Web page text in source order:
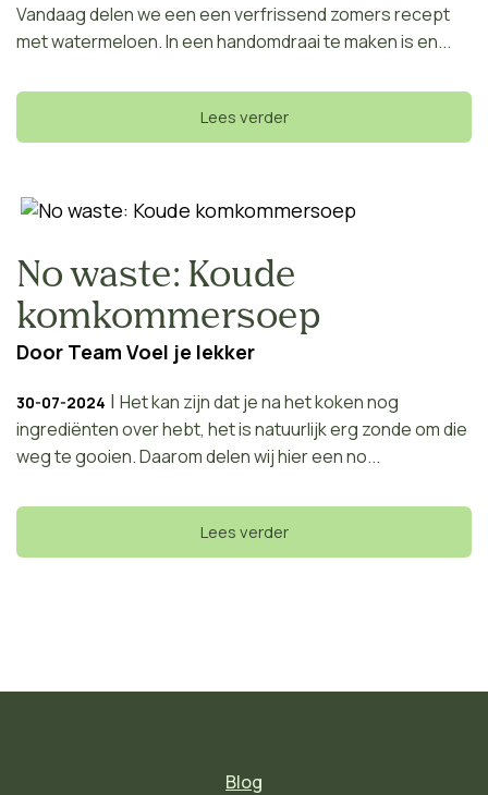
Vandaag delen we een een verfrissend zomers recept
met watermeloen. In een handomdraai te maken is en...
Lees verder
No waste: Koude
komkommersoep
Door Team Voel je lekker
30-07-2024 | Het kan zijn dat je na het koken nog
ingrediënten over hebt, het is natuurlijk erg zonde om die
weg te gooien. Daarom delen wij hier een no...
Lees verder
Blog